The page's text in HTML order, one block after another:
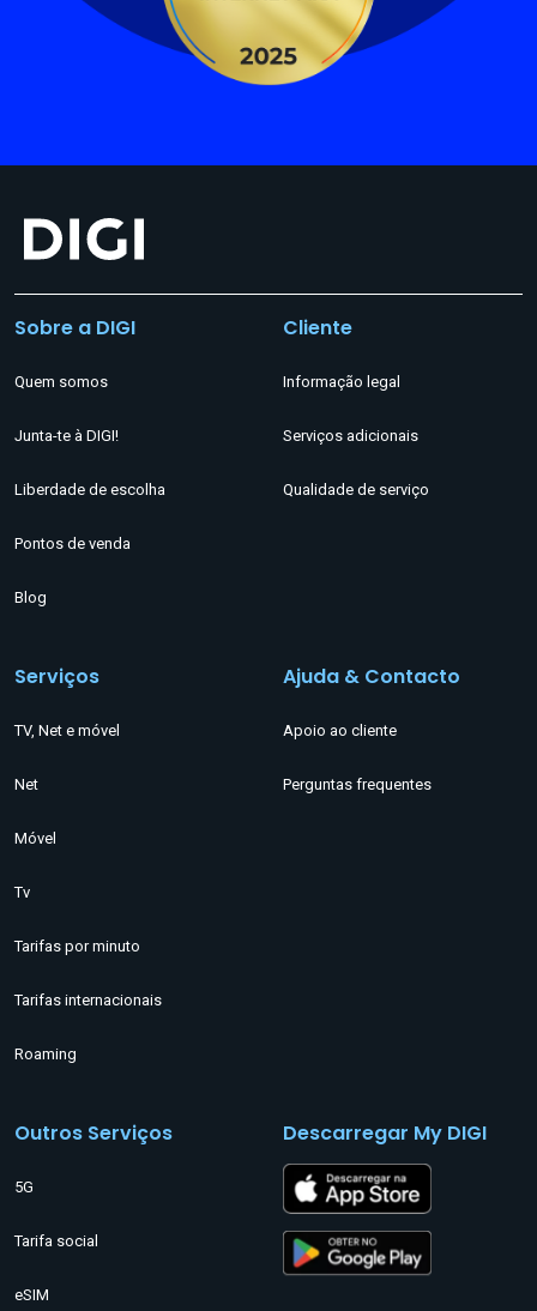
Sobre a DIGI
Quem somos
Junta-te à DIGI!
Liberdade de escolha
Pontos de venda
Blog
Cliente
Informação legal
Serviços adicionais
Qualidade de serviço
Serviços
TV, Net e móvel
Net
Móvel
Tv
Tarifas por minuto
Tarifas internacionais
Roaming
Ajuda & Contacto
Apoio ao cliente
Perguntas frequentes
Outros Serviços
5G
Tarifa social
eSIM
Descarregar My DIGI